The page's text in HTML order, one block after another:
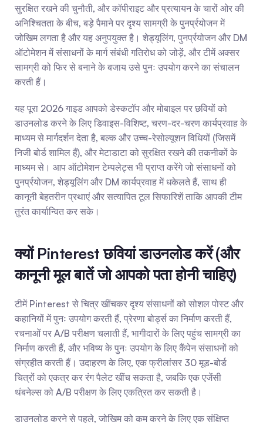
सुरक्षित रखने की चुनौती, और कॉपीराइट और प्रत्यायन के चारों ओर की
अनिश्चितता के बीच, बड़े पैमाने पर दृश्य सामग्री के पुनर्प्रयोजन में
जोखिम लगता है और यह अनुपयुक्त है। शेड्यूलिंग, पुनर्प्रयोजन और DM
ऑटोमेशन में संसाधनों के मार्ग संबंधी गतिरोध को जोड़ें, और टीमें अक्सर
सामग्री को फिर से बनाने के बजाय उसे पुनः उपयोग करने का संचालन
करती हैं।
यह पूरा 2026 गाइड आपको डेस्कटॉप और मोबाइल पर छवियों को
डाउनलोड करने के लिए डिवाइस-विशिष्ट, चरण-दर-चरण कार्यप्रवाह के
माध्यम से मार्गदर्शन देता है, बल्क और उच्च-रेसोल्यूशन विधियों (जिसमें
निजी बोर्ड शामिल हैं), और मेटाडाटा को सुरक्षित रखने की तकनीकों के
माध्यम से। आप ऑटोमेशन टेम्पलेट्स भी प्राप्त करेंगे जो संसाधनों को
पुनर्प्रयोजन, शेड्यूलिंग और DM कार्यप्रवाह में धकेलते हैं, साथ ही
कानूनी बेहतरीन प्रथाएं और सत्यापित टूल सिफारिशें ताकि आपकी टीम
तुरंत कार्यान्वित कर सके।
क्यों Pinterest छवियां डाउनलोड करें (और
कानूनी मूल बातें जो आपको पता होनी चाहिए)
टीमें Pinterest से चित्र खींचकर दृश्य संसाधनों को सोशल पोस्ट और
कहानियों में पुनः उपयोग करती हैं, प्रेरणा बोर्ड्स का निर्माण करती हैं,
रचनाओं पर A/B परीक्षण चलाती हैं, भागीदारों के लिए पहुंच सामग्री का
निर्माण करती हैं, और भविष्य के पुनः उपयोग के लिए कैंपेन संसाधनों को
संग्रहीत करती हैं। उदाहरण के लिए, एक फ्रीलांसर 30 मूड-बोर्ड
चित्रों को एकत्र कर रंग पैलेट खींच सकता है, जबकि एक एजेंसी
थंबनेल्स को A/B परीक्षण के लिए एकत्रित कर सकती है।
डाउनलोड करने से पहले, जोखिम को कम करने के लिए एक संक्षिप्त